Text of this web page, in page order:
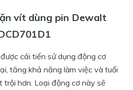
vít dùng pin Dewalt
cải tiến sử dụng động cơ
tăng khả năng làm việc và tuổi
hơn. Loại động cơ này sẽ